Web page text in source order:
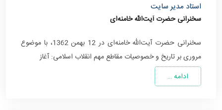
استاد مدیر سایت
سخنرانی حضرت آیت‌الله خامنه‌ای
سخنرانی حضرت آیت‌الله خامنه‌ای در 12 بهمن 1362، با موضوع
مروری بر تاریخ و خصوصیات مقاطع مهم انقلاب اسلامی: آغاز
ادامه …